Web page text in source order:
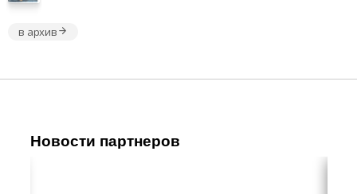
в архив
Новости партнеров